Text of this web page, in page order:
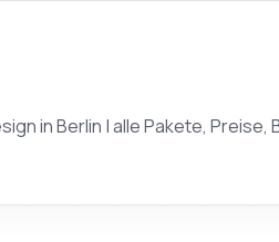
in Berlin | alle Pakete, Preise,